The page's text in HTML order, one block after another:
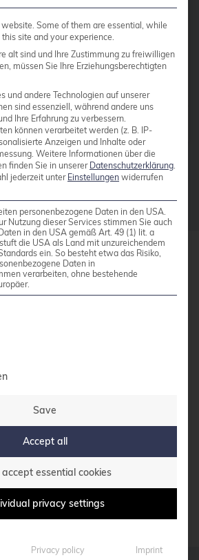
Michael Sprengel
Allee 23
any questions?
9174200
Some of them are essential, while
site and your experience.
alt sind und Ihre Zustimmung zu freiwilligen
müssen Sie Ihre Erziehungsberechtigten
und andere Technologien auf unserer
sind essenziell, während andere uns
Ihre Erfahrung zu verbessern.
können verarbeitet werden (z. B. IP-
Anzeigen und Inhalte oder
Weitere Informationen über die
finden Sie in unserer Datenschutzerklärung
jederzeit unter Einstellungen widerrufen
personenbezogene Daten in den USA.
Nutzung dieser Services stimmen Sie auch
in den USA gemäß Art. 49 (1) lit. a
die USA als Land mit unzureichendem
ein. So besteht etwa das Risiko,
Daten in
verarbeiten, ohne bestehende
a list of service groups for
Save
Accept all
essential cookies
privacy settings
Privacy policy Imprint